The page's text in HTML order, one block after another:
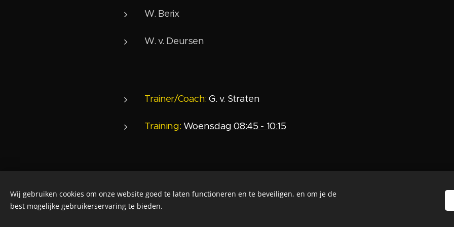
W. Berix
W. v. Deursen
Trainer/Coach: G. v. Straten
Training: Woensdag 08:45 - 10:15
©2025 - VC Asterix - Maasbree
Wij gebruiken cookies om onze website goed te laten functioneren en te beveiligen, en om je de
best mogelijke gebruikerservaring te bieden.